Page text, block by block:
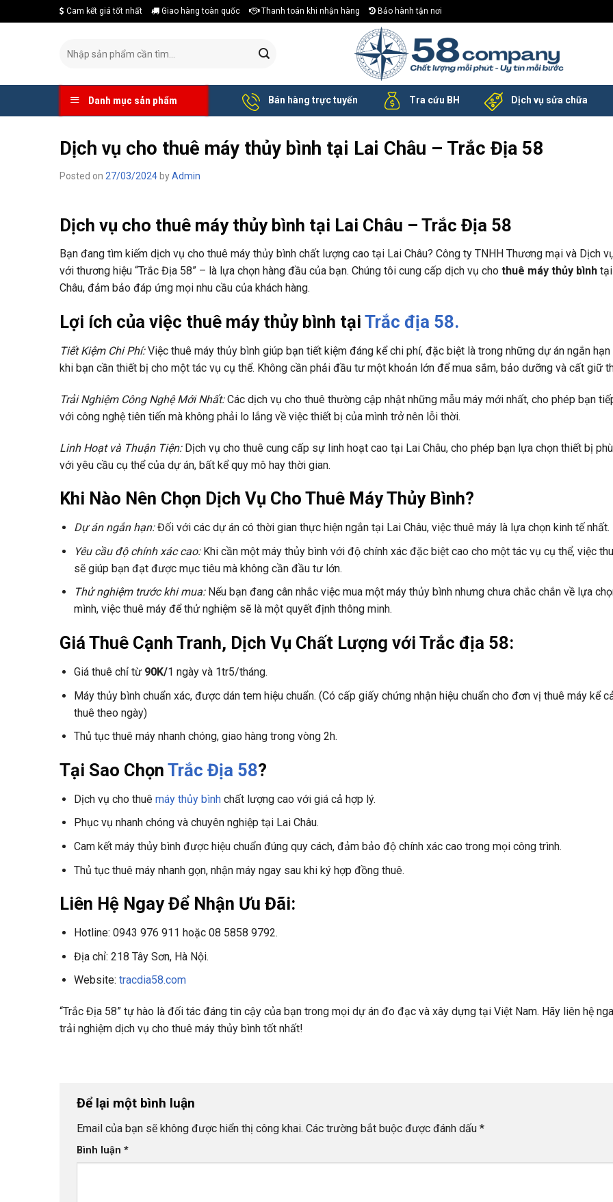
to
Cam kết giá tốt nhất Giao hàng toàn quốc Thanh toán khi nhận hàng Bảo hành tận nơi
kiếm:
Danh mục sản phẩm Bán hàng trực tuyến Tra cứu BH Dịch vụ sửa chữa
Dịch vụ cho thuê máy thủy bình tại Lai Châu – Trắc Địa 58
Posted on 27/03/2024byAdmin
Dịch vụ cho thuê máy thủy bình tại Lai Châu – Trắc Địa 58
Bạn đang tìm kiếm dịch vụ cho thuê máy thủy bình chất lượng cao tại Lai Châu? Công ty TNHH Thương mại và Dịch
với thương hiệu “Trắc Địa 58” – là lựa chọn hàng đầu của bạn. Chúng tôi cung cấp dịch vụ cho thuê máy thủy bình
Châu, đảm bảo đáp ứng mọi nhu cầu của khách hàng.
Lợi ích của việc thuê máy thủy bình tại Trắc địa 58.
Tiết Kiệm Chi Phí:Việc thuê máy thủy bình giúp bạn tiết kiệm đáng kể chi phí, đặc biệt là trong những dự án ngắn hạn
khi bạn cần thiết bị cho một tác vụ cụ thể. Không cần phải đầu tư một khoản lớn để mua sắm, bảo dưỡng và cất giữ
Trải Nghiệm Công Nghệ Mới Nhất:Các dịch vụ cho thuê thường cập nhật những mẫu máy mới nhất, cho phép bạn
với công nghệ tiên tiến mà không phải lo lắng về việc thiết bị của mình trở nên lỗi thời.
Linh Hoạt và Thuận Tiện: Dịch vụ cho thuê cung cấp sự linh hoạt cao tại Lai Châu, cho phép bạn lựa chọn thiết bị
với yêu cầu cụ thể của dự án, bất kể quy mô hay thời gian.
Khi Nào Nên Chọn Dịch Vụ Cho Thuê Máy Thủy Bình?
Dự án ngắn hạn:Đối với các dự án có thời gian thực hiện ngắn tại Lai Châu, việc thuê máy là lựa chọn kinh tế nhất.
Yêu cầu độ chính xác cao: Khi cần một máy thủy bình với độ chính xác đặc biệt cao cho một tác vụ cụ thể, việc
sẽ giúp bạn đạt được mục tiêu mà không cần đầu tư lớn.
Thử nghiệm trước khi mua:Nếu bạn đang cân nhắc việc mua một máy thủy bình nhưng chưa chắc chắn về lựa
mình, việc thuê máy để thử nghiệm sẽ là một quyết định thông minh.
Giá Thuê Cạnh Tranh, Dịch Vụ Chất Lượng với Trắc địa 58:
Giá thuê chỉ từ 90K/1 ngày và 1tr5/tháng.
Máy thủy bình chuẩn xác, được dán tem hiệu chuẩn. (Có cấp giấy chứng nhận hiệu chuẩn cho đơn vị thuê máy kể
thuê theo ngày)
Thủ tục thuê máy nhanh chóng, giao hàng trong vòng 2h.
Tại Sao Chọn Trắc Địa 58?
Dịch vụ cho thuêmáy thủy bìnhchất lượng cao với giá cả hợp lý.
Phục vụ nhanh chóng và chuyên nghiệp tại Lai Châu.
Cam kết máy thủy bình được hiệu chuẩn đúng quy cách, đảm bảo độ chính xác cao trong mọi công trình.
Thủ tục thuê máy nhanh gọn, nhận máy ngay sau khi ký hợp đồng thuê.
Liên Hệ Ngay Để Nhận Ưu Đãi:
Hotline: 0943 976 911 hoặc 08 5858 9792.
Địa chỉ: 218 Tây Sơn, Hà Nội.
Website: tracdia58.com
“Trắc Địa 58” tự hào là đối tác đáng tin cậy của bạn trong mọi dự án đo đạc và xây dựng tại Việt Nam. Hãy liên hệ
trải nghiệm dịch vụ cho thuê máy thủy bình tốt nhất!
Để lại một bình luận
Email của bạn sẽ không được hiển thị công khai. Các trường bắt buộc được đánh dấu *
Bình luận *